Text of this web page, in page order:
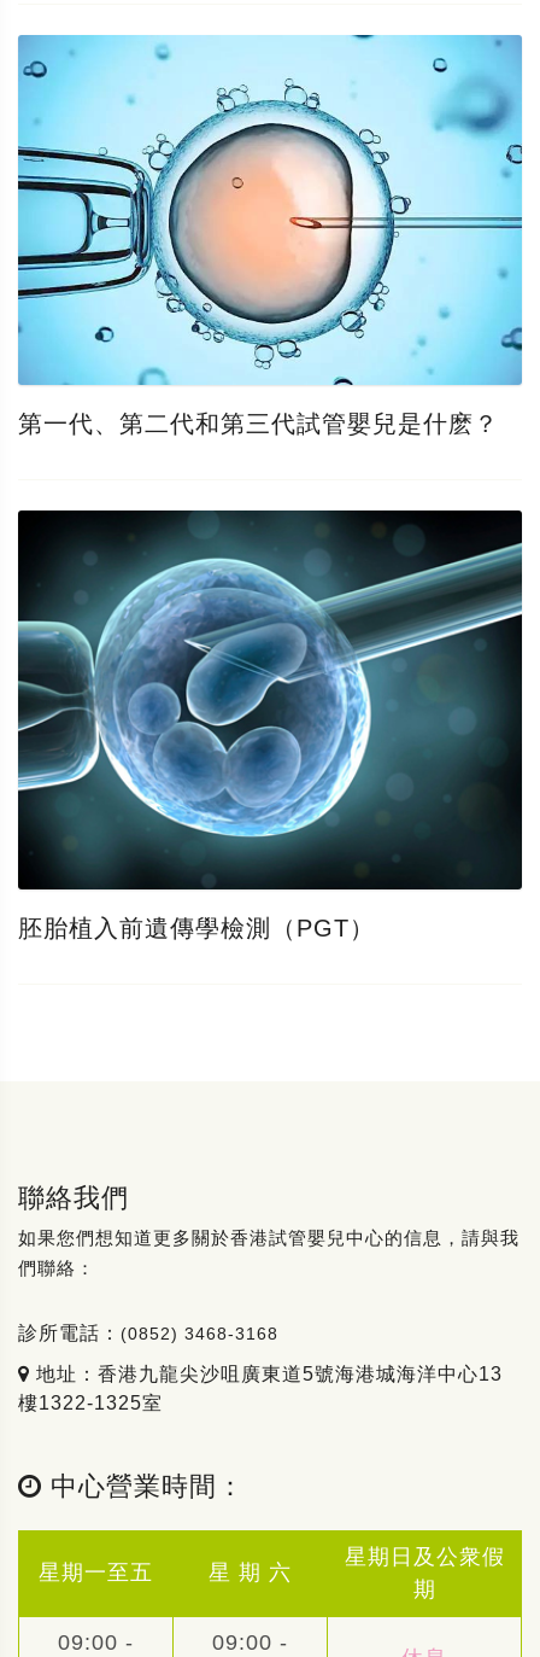
第一代、第二代和第三代試管嬰兒是什麽？
胚胎植入前遺傳學檢測（PGT）
聯絡我們
如果您們想知道更多關於香港試管嬰兒中心的信息，請與我
們聯絡：
診所電話： (0852) 3468-3168
地址：香港九龍尖沙咀廣東道5號海港城海洋中心13
樓1322-1325室
中心營業時間：
星期一至五 星 期 六
星期日及公衆假
期
09:00 - 09:00 -